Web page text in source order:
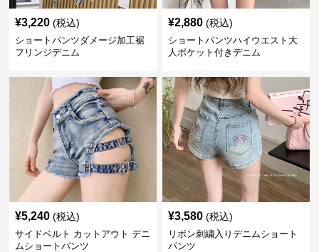
¥3,220 (税込)
ショートパンツダメージ加工裾
フリンジデニム
¥2,880 (税込)
ショートパンツハイウエスト大
人ポケット付きデニム
¥5,240 (税込)
サイドベルト カットアウト デニ
ムショートパンツ
¥3,580 (税込)
リボン刺繍入りデニムショート
パンツ